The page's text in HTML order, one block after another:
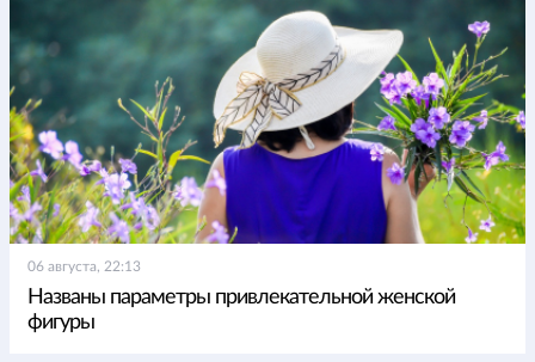
06 августа, 22:13
Названы параметры привлекательной женской
фигуры